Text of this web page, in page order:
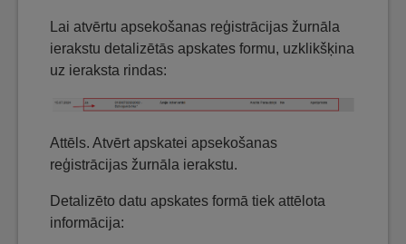
Lai atvērtu apsekošanas reģistrācijas žurnāla
ierakstu detalizētās apskates formu, uzklikšķina
uz ieraksta rindas:
Attēls. Atvērt apskatei apsekošanas
reģistrācijas žurnāla ierakstu.
Detalizēto datu apskates formā tiek attēlota
informācija: